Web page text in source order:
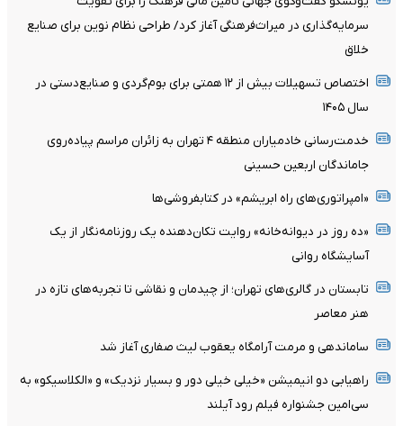
سرمایه‌گذاری در میراث‌فرهنگی آغاز کرد/ طراحی نظام نوین برای صنایع
خلاق
اختصاص تسهیلات بیش از ۱۲ همتی برای بوم‌گردی و صنایع‌دستی در
سال ۱۴۰۵
خدمت‌رسانی خادمیاران منطقه ۴ تهران به زائران مراسم پیاده‌روی
جاماندگان اربعین حسینی
«امپراتوری‌های راه ابریشم» در کتابفروشی‌ها
«ده روز در دیوانه‌خانه» روایت تکان‌دهنده یک روزنامه‌نگار از یک
آسایشگاه روانی
تابستان در گالری‌های تهران؛ از چیدمان و نقاشی تا تجربه‌های تازه در
هنر معاصر
ساماندهی و مرمت آرامگاه یعقوب لیث صفاری آغاز شد
راهیابی دو انیمیشن «خیلی خیلی دور و بسیار نزدیک» و «الکلاسیکو» به
سی‌امین جشنواره فیلم رود آیلند